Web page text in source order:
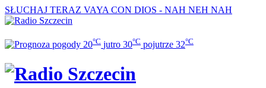
SŁUCHAJ TERAZ VAYA CON DIOS - NAH NEH NAH
20°C jutro 30°C pojutrze 32°C